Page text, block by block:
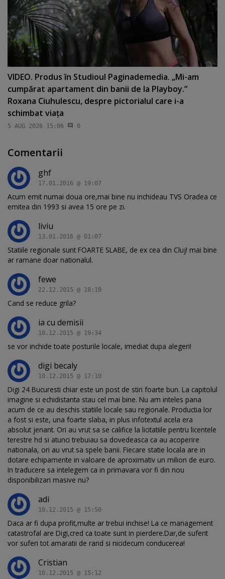
VIDEO. Produs în Studioul Paginademedia. „Mi-am
cumpărat apartament din banii de la Playboy.”
Roxana Ciuhulescu, despre pictorialul care i-a
schimbat viaţa
5 AUG 2026 15:06 0
Comentarii
ghf
17.01.2016 @ 19:07
Acum emit numai doua ore,mai bine nu inchideau TVS Oradea ce
emitea din 1993 si avea 15 ore pe zi.
liviu
13.01.2016 @ 01:07
Statiile regionale sunt FOARTE SLABE, de ex cea din Cluj! mai bine
ar ramane doar nationalul.
fewe
22.12.2015 @ 18:10
Cand se reduce grila?
ia cu demisii
10.12.2015 @ 19:34
se vor inchide toate posturile locale, imediat dupa alegeri!
digi becaly
10.12.2015 @ 17:10
Digi 24 Bucuresti chiar este un post de stiri foarte bun. La capitolul
imagine si echidistanta stau cel mai bine. Nu am inteles pana
acum de ce au deschis statiile locale sau regionale. Productia lor
a fost si este, una foarte slaba, in plus infotextul acela era
absolut jenant. Ori au vrut sa se califice la licitatiile pentru licentele
terestre hd si atunci trebuiau sa dovedeasca ca au acoperire
nationala, ori au vrut sa spele banii. Fiecare statie locala are in
dotare echipamente in valoare de aproximativ un milion de euro.
In traducere sa intelegem ca in primavara vor fi din nou
disponibilizari masive nu?
adi
10.12.2015 @ 15:50
Daca ar fi dupa profit,multe ar trebui inchise! La ce management
catastrofal are Digi,cred ca toate sunt in pierdere.Dar,de suferit
vor suferi tot amaratii de rand si nicidecum conducerea!
Cristian
10.12.2015 @ 15:12